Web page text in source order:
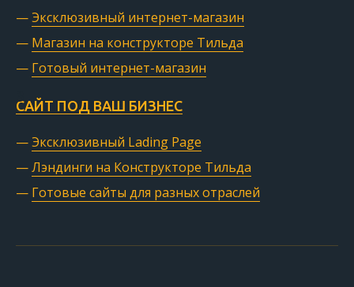
—Эксклюзивный интернет-магазин
— Магазин на конструкторе Тильда
— Готовый интернет-магазин
САЙТ ПОД ВАШ БИЗНЕС
—Эксклюзивный Lading Page
—Лэндинги на Конструкторе Тильда
— Готовые сайты для разных отраслей